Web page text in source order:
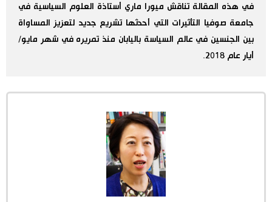
الأقسام
صور
الأكثر تفاعلا
في هذه المقالة تناقش ميورا ماري أستاذة العلوم السياسية في
جامعة صوفيا التأثيرات التي أحدثها تشريع جديد لتعزيز المساواة
بين الجنسين في عالم السياسة باليابان منذ تمريره في شهر مايو/
أيار عام 2018.